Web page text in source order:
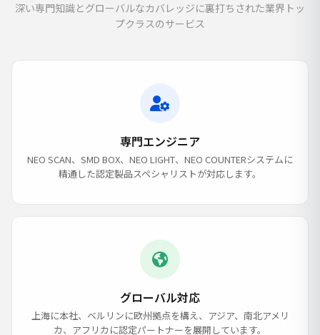
深い専門知識とグローバルなカバレッジに裏打ちされた業界トッ
プクラスのサービス
専門エンジニア
NEO SCAN、SMD BOX、NEO LIGHT、NEO COUNTERシステムに
精通した認定製品スペシャリストが対応します。
グローバル対応
上海に本社、ベルリンに欧州拠点を構え、アジア、南北アメリ
カ、アフリカに認定パートナーを展開しています。